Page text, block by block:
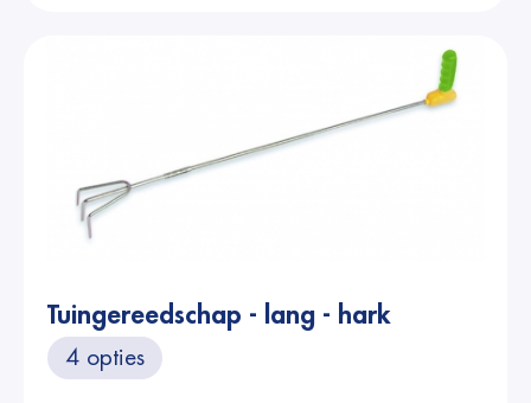
Tuingereedschap - lang - hark
4 opties